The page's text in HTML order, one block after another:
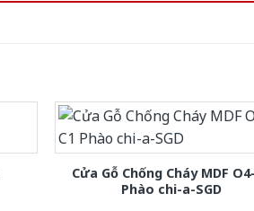
Cửa Gỗ Chống Cháy MDF
Phào chi-a-SGD